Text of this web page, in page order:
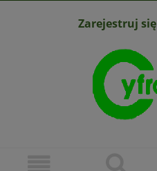
Zarejestruj się